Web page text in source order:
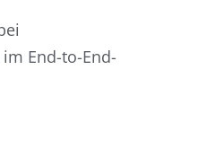
End-to-End-